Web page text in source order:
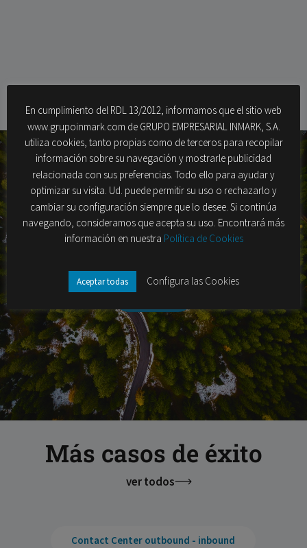
¿Quieres aumentar tus cifras?
Hablemos
Más casos de éxito
ver todos
Contact Center outbound - inbound
En cumplimiento del RDL 13/2012, informamos que el sitio web
www.grupoinmark.com de GRUPO EMPRESARIAL INMARK, S.A.
utiliza cookies, tanto propias como de terceros para recopilar
información sobre su navegación y mostrarle publicidad
relacionada con sus preferencias. Todo ello para ayudar y
optimizar su visita. Ud. puede permitir su uso o rechazarlo y
cambiar su configuración siempre que lo desee. Si continúa
navegando, consideramos que acepta su uso. Encontrará más
información en nuestra Política de Cookies
Aceptar todas Configura las Cookies